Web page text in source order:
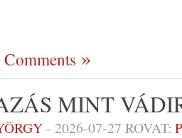
MINT
- 2026-07-27 ROVAT: